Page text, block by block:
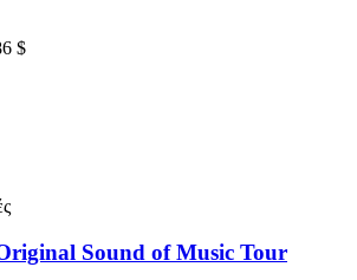
$
Sound of Music Tour